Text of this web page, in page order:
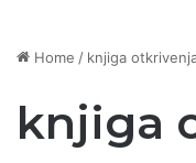
Home / knjiga
knjiga